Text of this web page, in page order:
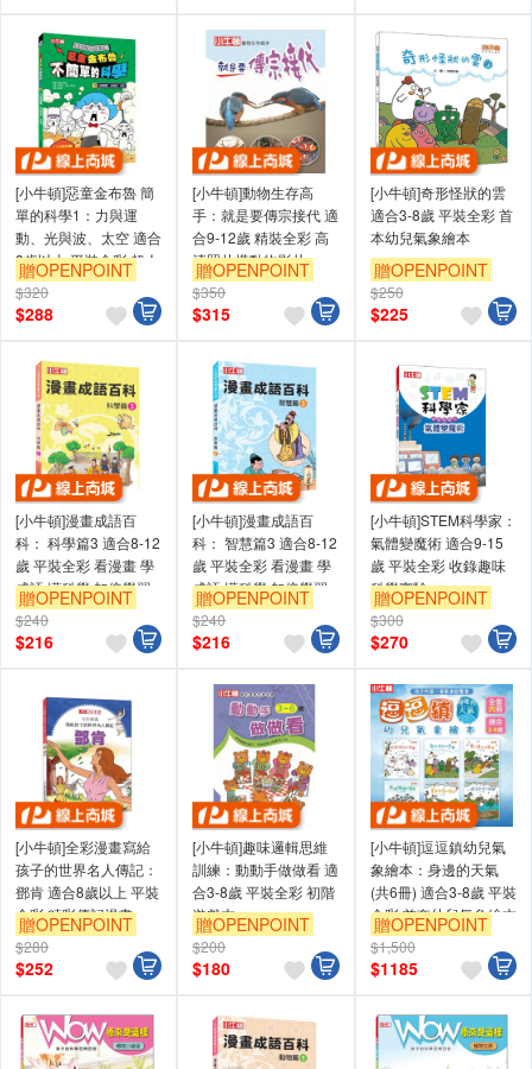
[小牛頓]惡童金布魯 簡
單的科學1：力與運
動、光與波、太空 適合
8歲以上 平裝全彩 超人
氣基礎科學漫畫
贈OPENPOINT
$320
$288
[小牛頓]動物生存高
手：就是要傳宗接代 適
合9-12歲 精裝全彩 高
清照片搭動物影片
贈OPENPOINT
$350
$315
[小牛頓]奇形怪狀的雲
適合3-8歲 平裝全彩 首
本幼兒氣象繪本
贈OPENPOINT
$250
$225
[小牛頓]漫畫成語百
科： 科學篇3 適合8-12
歲 平裝全彩 看漫畫 學
成語 懂科學 加倍學習
效果
贈OPENPOINT
$240
$216
[小牛頓]漫畫成語百
科： 智慧篇3 適合8-12
歲 平裝全彩 看漫畫 學
成語 懂科學 加倍學習
效果
贈OPENPOINT
$240
$216
[小牛頓]STEM科學家：
氣體變魔術 適合9-15
歲 平裝全彩 收錄趣味
科學實驗
贈OPENPOINT
$300
$270
[小牛頓]全彩漫畫寫給
孩子的世界名人傳記：
鄧肯 適合8歲以上 平裝
全彩 精彩傳記漫畫
贈OPENPOINT
$280
$252
[小牛頓]趣味邏輯思維
訓練：動動手做做看 適
合3-8歲 平裝全彩 初階
遊戲本
贈OPENPOINT
$200
$180
[小牛頓]逗逗鎮幼兒氣
象繪本：身邊的天氣
(共6冊) 適合3-8歲 平裝
全彩 首套幼兒氣象繪本
贈OPENPOINT
$1,500
$1185